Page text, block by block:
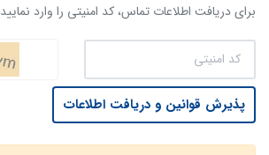
برای دریافت اطلاعات تماس، کد امنیتی را وارد نمایید
پذیرش قوانین و دریافت اطلاعات